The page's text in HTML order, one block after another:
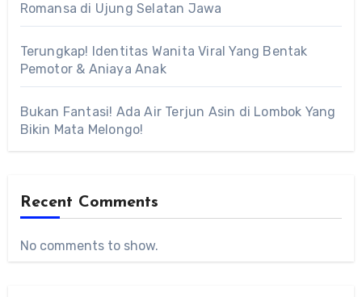
Romansa di Ujung Selatan Jawa
Terungkap! Identitas Wanita Viral Yang Bentak
Pemotor & Aniaya Anak
Bukan Fantasi! Ada Air Terjun Asin di Lombok Yang
Bikin Mata Melongo!
Recent Comments
No comments to show.